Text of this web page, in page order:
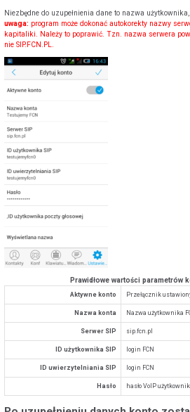
Niezbędne do uzupełnienia dane to nazwa
uwaga: program może dokonać autokorekty nazwy
kapitaliki. Należy to poprawić. Tzn. nazwa serwera
nie SIP.FCN.PL.
Prawidłowe wartości parametrów
Aktywne konto Przełącznik
Nazwa konta Nazwa użytkownika
Serwer SIP sip.fcn.pl
ID użytkownika SIP login FCN
ID uwierzytelniania SIP login FCN
Hasło hasło VoIP